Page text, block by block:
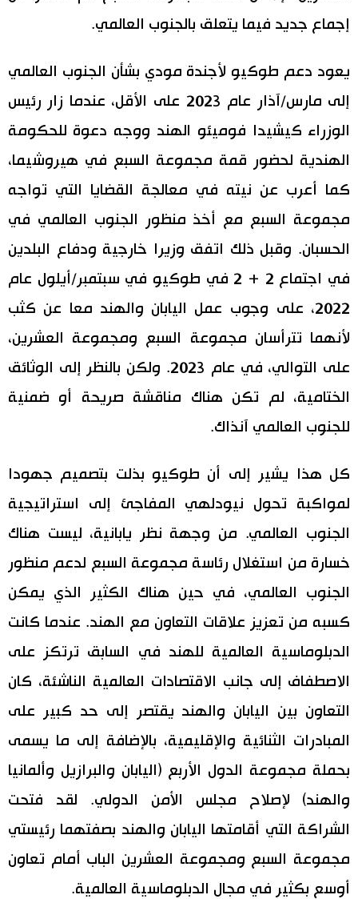
إجماع جديد فيما يتعلق بالجنوب العالمي.
يعود دعم طوكيو لأجندة مودي بشأن الجنوب العالمي
إلى مارس/آذار عام 2023 على الأقل، عندما زار رئيس
الوزراء كيشيدا فوميئو الهند ووجه دعوة للحكومة
الهندية لحضور قمة مجموعة السبع في هيروشيما،
كما أعرب عن نيته في معالجة القضايا التي تواجه
مجموعة السبع مع أخذ منظور الجنوب العالمي في
الحسبان. وقبل ذلك اتفق وزيرا خارجية ودفاع البلدين
في اجتماع 2 + 2 في طوكيو في سبتمبر/أيلول عام
2022، على وجوب عمل اليابان والهند معا عن كثب
لأنهما تترأسان مجموعة السبع ومجموعة العشرين،
على التوالي، في عام 2023. ولكن بالنظر إلى الوثائق
الختامية، لم تكن هناك مناقشة صريحة أو ضمنية
للجنوب العالمي آنذاك.
كل هذا يشير إلى أن طوكيو بذلت بتصميم جهودا
لمواكبة تحول نيودلهي المفاجئ إلى استراتيجية
الجنوب العالمي. من وجهة نظر يابانية، ليست هناك
خسارة من استغلال رئاسة مجموعة السبع لدعم منظور
الجنوب العالمي، في حين هناك الكثير الذي يمكن
كسبه من تعزيز علاقات التعاون مع الهند. عندما كانت
الدبلوماسية العالمية للهند في السابق ترتكز على
الاصطفاف إلى جانب الاقتصادات العالمية الناشئة، كان
التعاون بين اليابان والهند يقتصر إلى حد كبير على
المبادرات الثنائية والإقليمية، بالإضافة إلى ما يسمى
بحملة مجموعة الدول الأربع (اليابان والبرازيل وألمانيا
والهند) لإصلاح مجلس الأمن الدولي. لقد فتحت
الشراكة التي أقامتها اليابان والهند بصفتهما رئيستي
مجموعة السبع ومجموعة العشرين الباب أمام تعاون
أوسع بكثير في مجال الدبلوماسية العالمية.